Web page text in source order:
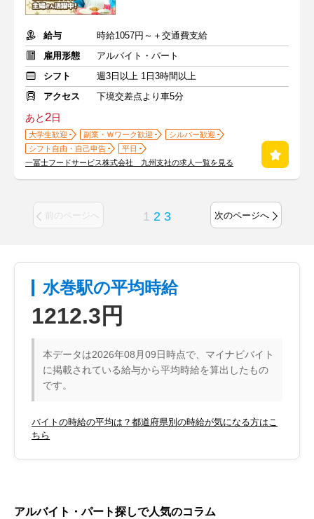
給与
時給1057円～＋交通費支給
雇用形態
アルバイト・パート
シフト
週3日以上 1日3時間以上
アクセス
下境交差点より車5分
あと2日
大学生歓迎 副業・Ｗワーク歓迎
シルバー歓迎
シフト自由・自己申告
平日
一冨士フードサービス株式会社 九州支社の求人一覧を見る
前のページへ 1 2 3 次のページへ
水巻駅の平均時給
1212.3円
本データは2026年08月09日時点で、マイナビバイト
に掲載されている給与から平均時給を算出したもの
です。
バイトの時給の平均は？都道府県別の時給が気になる方はこ
ちら
アルバイト・パート探しで人気のコラム